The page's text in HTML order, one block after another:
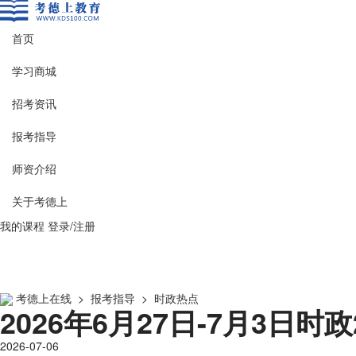
首页
学习商城
招考资讯
报考指导
师资介绍
关于考德上
我的课程 登录/注册
考德上在线 > 报考指导 > 时政热点
2026年6月27日-7月3日时
2026-07-06